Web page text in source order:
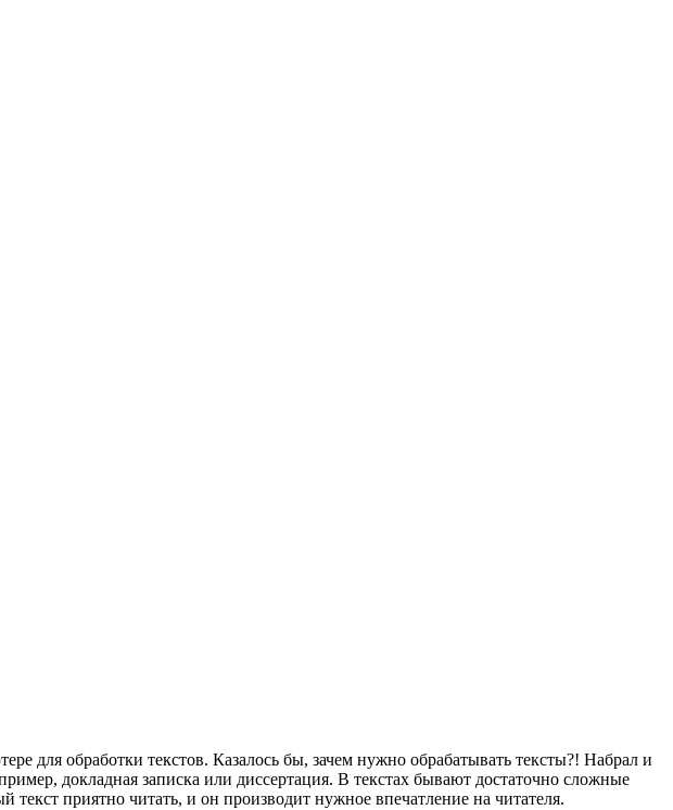
для обработки текстов. Казалось бы, зачем нужно обрабатывать тексты?! Набрал и
докладная записка или диссертация. В текстах бывают достаточно сложные
приятно читать, и он производит нужное впечатление на читателя.